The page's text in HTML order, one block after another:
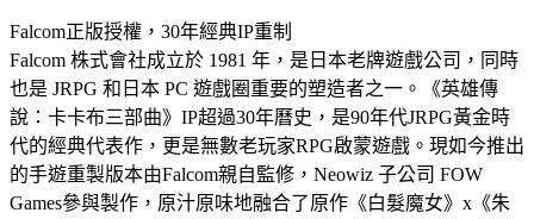
Falcom正版授權，30年經典IP重制
Falcom 株式會社成立於 1981 年，是日本老牌遊戲公司，同時
也是 JRPG 和日本 PC 遊戲圈重要的塑造者之一。《英雄傳
說：卡卡布三部曲》IP超過30年曆史，是90年代JRPG黃金時
代的經典代表作，更是無數老玩家RPG啟蒙遊戲。現如今推出
的手遊重製版本由Falcom親自監修，Neowiz 子公司 FOW
Games參與製作，原汁原味地融合了原作《白髮魔女》x《朱